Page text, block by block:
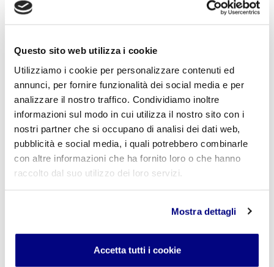
Questo sito web utilizza i cookie
Utilizziamo i cookie per personalizzare contenuti ed
annunci, per fornire funzionalità dei social media e per
analizzare il nostro traffico. Condividiamo inoltre
informazioni sul modo in cui utilizza il nostro sito con i
nostri partner che si occupano di analisi dei dati web,
pubblicità e social media, i quali potrebbero combinarle
con altre informazioni che ha fornito loro o che hanno
raccolto dal suo utilizzo dei loro servizi.
Mostra dettagli
Accetta tutti i cookie
Lascia un commento
L'indirizzo email non verrà pubblicato. I campi
Nome*
E-mail *